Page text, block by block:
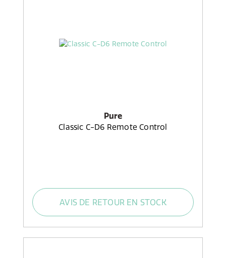
Pure
Classic C-D6 Remote Control
AVIS DE RETOUR EN STOCK